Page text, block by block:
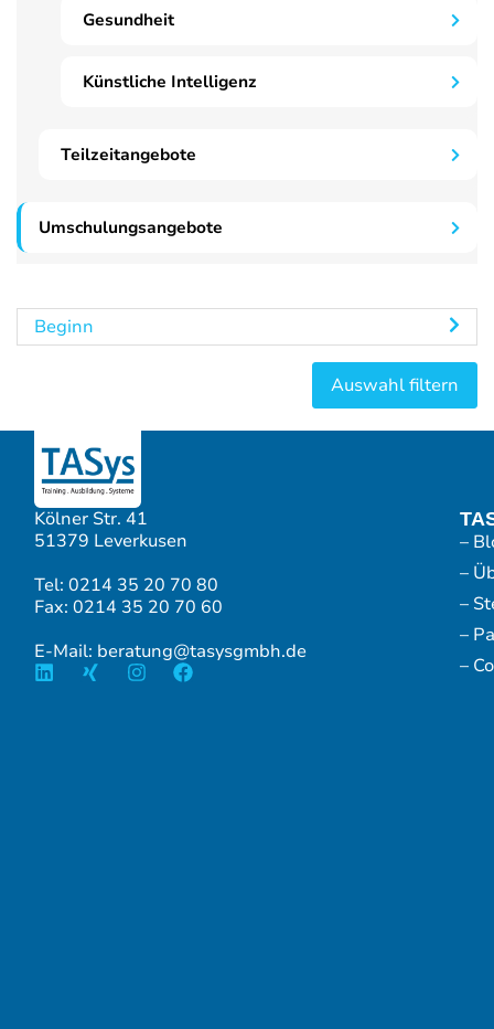
Gesundheit
Künstliche Intelligenz
Teilzeitangebote
Umschulungsangebote
Beginn
Kölner Str. 41
51379 Leverkusen
Tel: 0214 35 20 70 80
Fax: 0214 35 20 70 60
E-Mail: beratung@tasysgmbh.de
–
–
–
–
–